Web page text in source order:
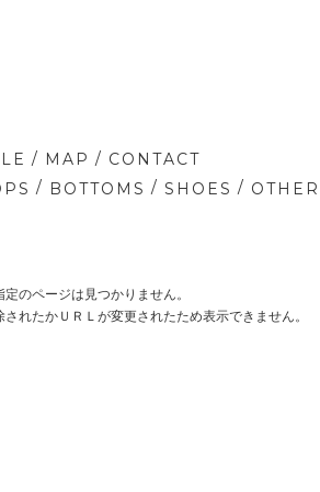
/ MAP / CONTACT
/ BOTTOMS / SHOES / OTHER
定のページは見つかりません。
されたかＵＲＬが変更されたため表示できません。